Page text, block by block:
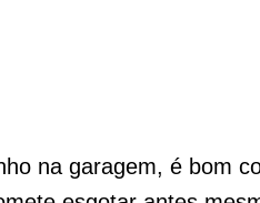
na garagem, é bom